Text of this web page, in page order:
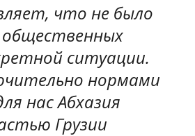
что не было
общественных
ситуации.
нормами
нас Абхазия
Грузии